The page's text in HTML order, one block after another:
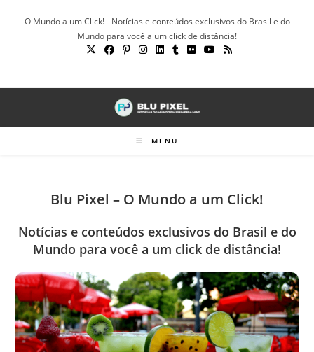
O Mundo a um Click! - Notícias e conteúdos exclusivos do Brasil e do
Mundo para você a um click de distância!
MENU
Blu Pixel – O Mundo a um Click!
Notícias e conteúdos exclusivos do Brasil e do
Mundo para você a um click de distância!